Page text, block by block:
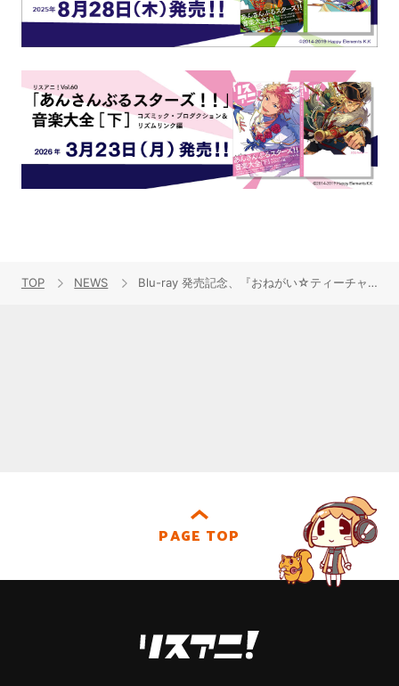
TOP NEWS Blu-ray 発売記念、『おねがい☆ティーチャー／ツインズ 特別編』上映イベント開催決定！
PAGE TOP